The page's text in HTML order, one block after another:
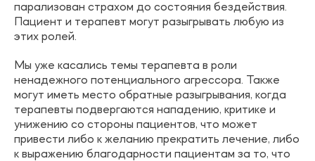
парализован страхом до состояния бездействия.
Пациент и терапевт могут разыгрывать любую из
этих ролей.
Мы уже касались темы терапевта в роли
ненадежного потенциального агрессора. Также
могут иметь место обратные разыгрывания, когда
терапевты подвергаются нападению, критике и
унижению со стороны пациентов, что может
привести либо к желанию прекратить лечение, либо
к выражению благодарности пациентам за то, что